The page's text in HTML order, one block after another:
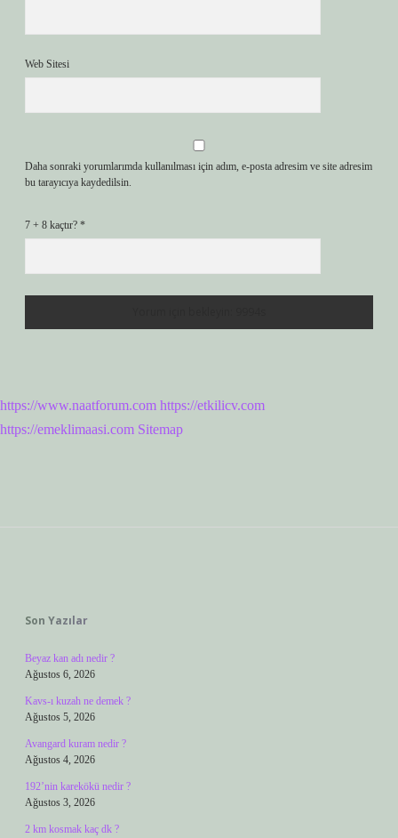
Web Sitesi
Daha sonraki yorumlarımda kullanılması için adım, e-posta adresim ve site adresim
bu tarayıcıya kaydedilsin.
7 + 8 kaçtır? *
https://www.naatforum.com https://etkilicv.com
https://emeklimaasi.com Sitemap
Son Yazılar
Beyaz kan adı nedir ?
Ağustos 6, 2026
Kavs-ı kuzah ne demek ?
Ağustos 5, 2026
Avangard kuram nedir ?
Ağustos 4, 2026
192’nin karekökü nedir ?
Ağustos 3, 2026
2 km kosmak kaç dk ?